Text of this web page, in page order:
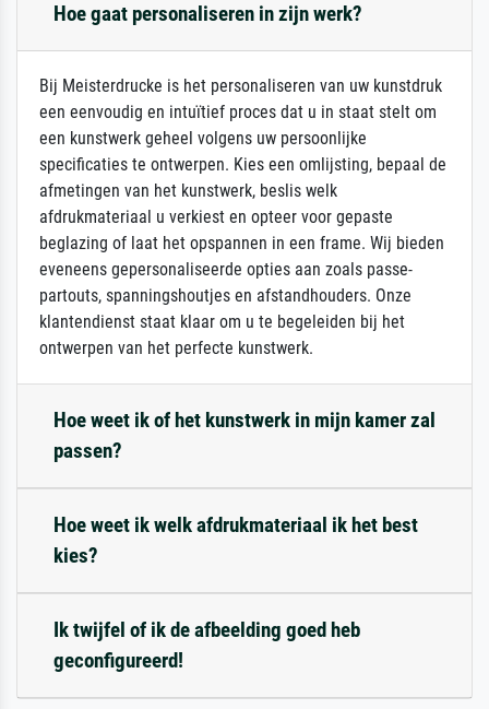
Hoe gaat personaliseren in zijn werk?
Bij Meisterdrucke is het personaliseren van uw kunstdruk
een eenvoudig en intuïtief proces dat u in staat stelt om
een kunstwerk geheel volgens uw persoonlijke
specificaties te ontwerpen. Kies een omlijsting, bepaal de
afmetingen van het kunstwerk, beslis welk
afdrukmateriaal u verkiest en opteer voor gepaste
beglazing of laat het opspannen in een frame. Wij bieden
eveneens gepersonaliseerde opties aan zoals passe-
partouts, spanningshoutjes en afstandhouders. Onze
klantendienst staat klaar om u te begeleiden bij het
ontwerpen van het perfecte kunstwerk.
Hoe weet ik of het kunstwerk in mijn kamer zal
passen?
Hoe weet ik welk afdrukmateriaal ik het best
kies?
Ik twijfel of ik de afbeelding goed heb
geconfigureerd!